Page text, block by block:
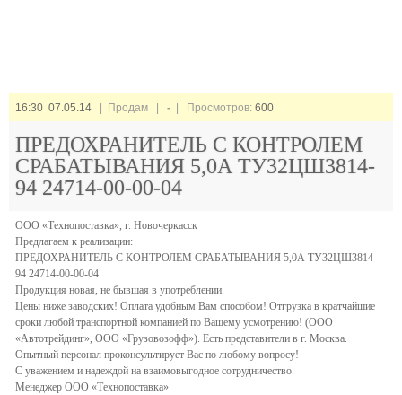
16:30 07.05.14 | Продам | - | Просмотров: 600
ПРЕДОХРАНИТЕЛЬ С КОНТРОЛЕМ
СРАБАТЫВАНИЯ 5,0А ТУ32ЦШ3814-
94 24714-00-00-04
ООО «Технопоставка», г. Новочеркасск
Предлагаем к реализации:
ПРЕДОХРАНИТЕЛЬ С КОНТРОЛЕМ СРАБАТЫВАНИЯ 5,0А ТУ32ЦШ3814-
94 24714-00-00-04
Продукция новая, не бывшая в употреблении.
Цены ниже заводских! Оплата удобным Вам способом! Отгрузка в кратчайшие
сроки любой транспортной компанией по Вашему усмотрению! (ООО
«Автотрейдинг», ООО «Грузовозофф»). Есть представители в г. Москва.
Опытный персонал проконсультирует Вас по любому вопросу!
С уважением и надеждой на взаимовыгодное сотрудничество.
Менеджер ООО «Технопоставка»